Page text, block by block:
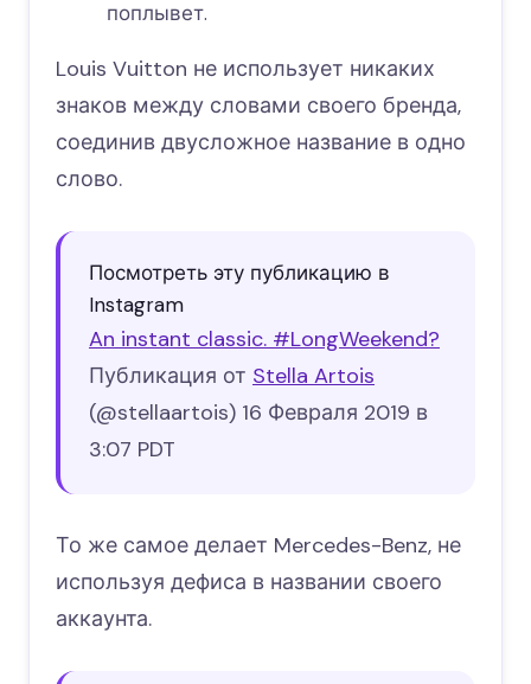
поплывет.
Louis Vuitton не использует никаких
знаков между словами своего бренда,
соединив двусложное название в одно
слово.
Посмотреть эту публикацию в
Instagram
An instant classic. #LongWeekend?
Публикация от Stella Artois
(@stellaartois) 16 Февраля 2019 в
3:07 PDT
То же самое делает Mercedes-Benz, не
используя дефиса в названии своего
аккаунта.